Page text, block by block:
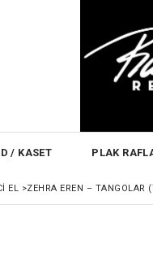
/ KASET PLAK
EL >ZEHRA EREN – TANGOLAR